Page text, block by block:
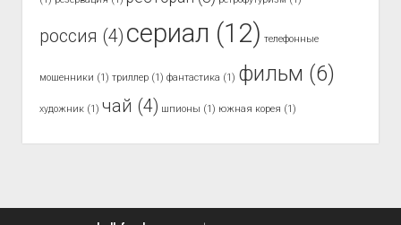
россия (4) сериал (12) телефонные
мошенники (1) триллер(1) фантастика (1) фильм (6)
художник(1) чай (4) шпионы (1) южная корея (1)